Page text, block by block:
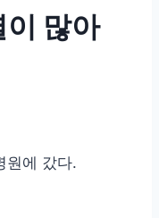
많아
원에 갔다.